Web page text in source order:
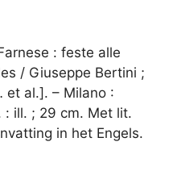
: feste alle
/ Giuseppe Bertini ;
et al.]. – Milano :
: ill. ; 29 cm. Met lit.
in het Engels.